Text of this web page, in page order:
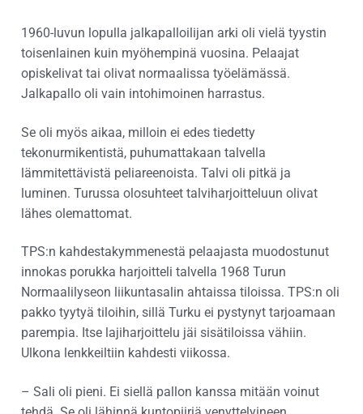
1960-luvun lopulla jalkapalloilijan arki oli vielä tyystin
toisenlainen kuin myöhempinä vuosina. Pelaajat
opiskelivat tai olivat normaalissa työelämässä.
Jalkapallo oli vain intohimoinen harrastus.
Se oli myös aikaa, milloin ei edes tiedetty
tekonurmikentistä, puhumattakaan talvella
lämmitettävistä peliareenoista. Talvi oli pitkä ja
luminen. Turussa olosuhteet talviharjoitteluun olivat
lähes olemattomat.
TPS:n kahdestakymmenestä pelaajasta muodostunut
innokas porukka harjoitteli talvella 1968 Turun
Normaalilyseon liikuntasalin ahtaissa tiloissa. TPS:n oli
pakko tyytyä tiloihin, sillä Turku ei pystynyt tarjoamaan
parempia. Itse lajiharjoittelu jäi sisätiloissa vähiin.
Ulkona lenkkeiltiin kahdesti viikossa.
– Sali oli pieni. Ei siellä pallon kanssa mitään voinut